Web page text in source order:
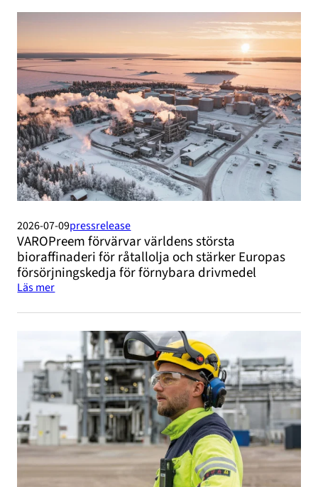
2026-07-09pressrelease
VAROPreem förvärvar världens största
bioraffinaderi för råtallolja och stärker Europas
försörjningskedja för förnybara drivmedel
Läs mer